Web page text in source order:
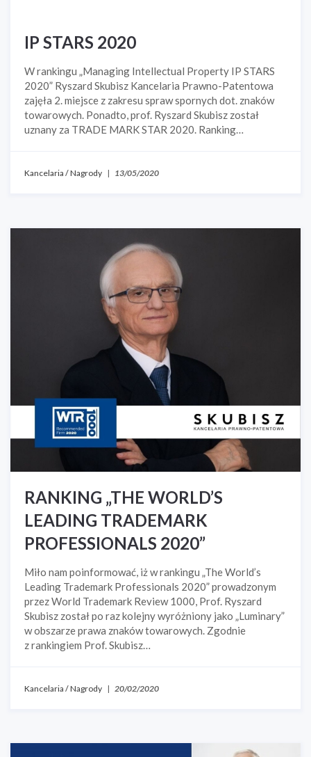
IP STARS 2020
W rankingu „Managing Intellectual Property IP STARS
2020” Ryszard Skubisz Kancelaria Prawno-Patentowa
zajęła 2. miejsce z zakresu spraw spornych dot. znaków
towarowych. Ponadto, prof. Ryszard Skubisz został
uznany za TRADE MARK STAR 2020. Ranking…
Kancelaria /Nagrody | 13/05/2020
RANKING „THE WORLD’S
LEADING TRADEMARK
PROFESSIONALS 2020”
Miło nam poinformować, iż w rankingu „The World’s
Leading Trademark Professionals 2020” prowadzonym
przez World Trademark Review 1000, Prof. Ryszard
Skubisz został po raz kolejny wyróżniony jako „Luminary”
w obszarze prawa znaków towarowych. Zgodnie
z rankingiem Prof. Skubisz…
Kancelaria /Nagrody | 20/02/2020